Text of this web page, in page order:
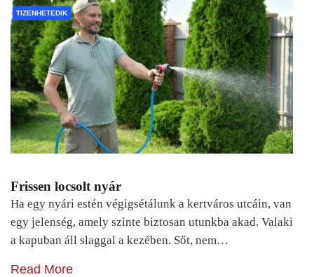
TIZENHETEDIK
Frissen locsolt nyár
Ha egy nyári estén végigsétálunk a kertváros utcáin, van
egy jelenség, amely szinte biztosan utunkba akad. Valaki
a kapuban áll slaggal a kezében. Sőt, nem…
Read More